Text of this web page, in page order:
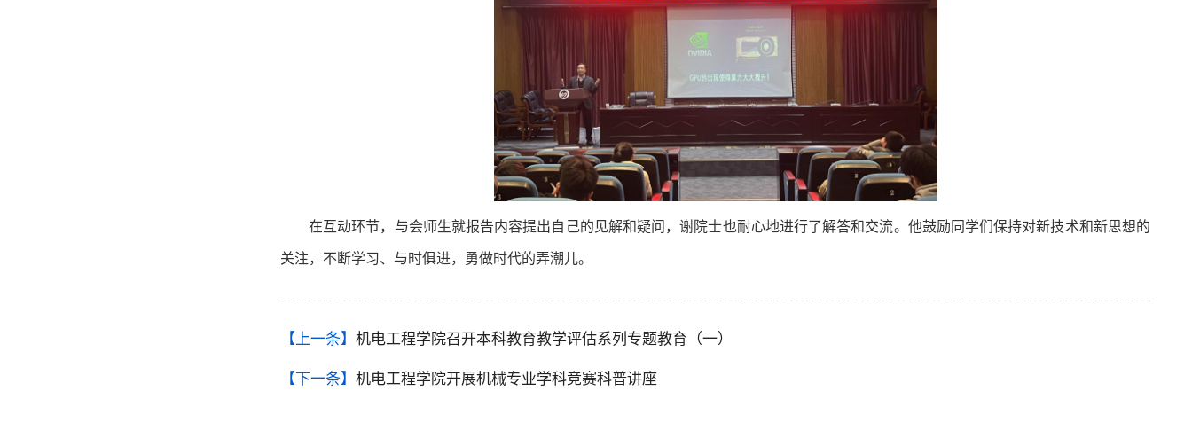
在互动环节，与会师生就报告内容提出自己的见解和疑问，谢院士也耐心地进行了解答和交流。他鼓励同学们保持对新技术和新思想的
关注，不断学习、与时俱进，勇做时代的弄潮儿。
【上一条】 机电工程学院召开本科教育教学评估系列专题教育（一）
【下一条】 机电工程学院开展机械专业学科竞赛科普讲座